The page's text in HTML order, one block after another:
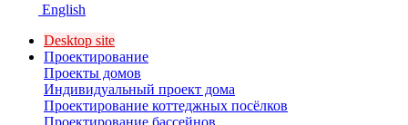
English
Desktop site
Проектирование
Проекты домов
Индивидуальный проект дома
Проектирование коттеджных посёлков
Проектирование бассейнов